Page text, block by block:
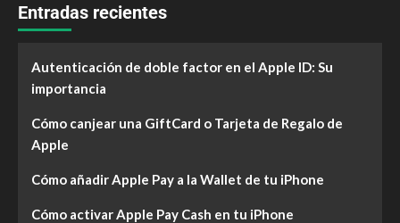
Entradas recientes
Autenticación de doble factor en el Apple ID: Su
importancia
Cómo canjear una GiftCard o Tarjeta de Regalo de
Apple
Cómo añadir Apple Pay a la Wallet de tu iPhone
Cómo activar Apple Pay Cash en tu iPhone